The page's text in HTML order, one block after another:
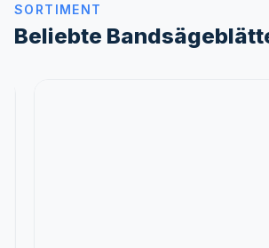
SORTIMENT
Beliebte